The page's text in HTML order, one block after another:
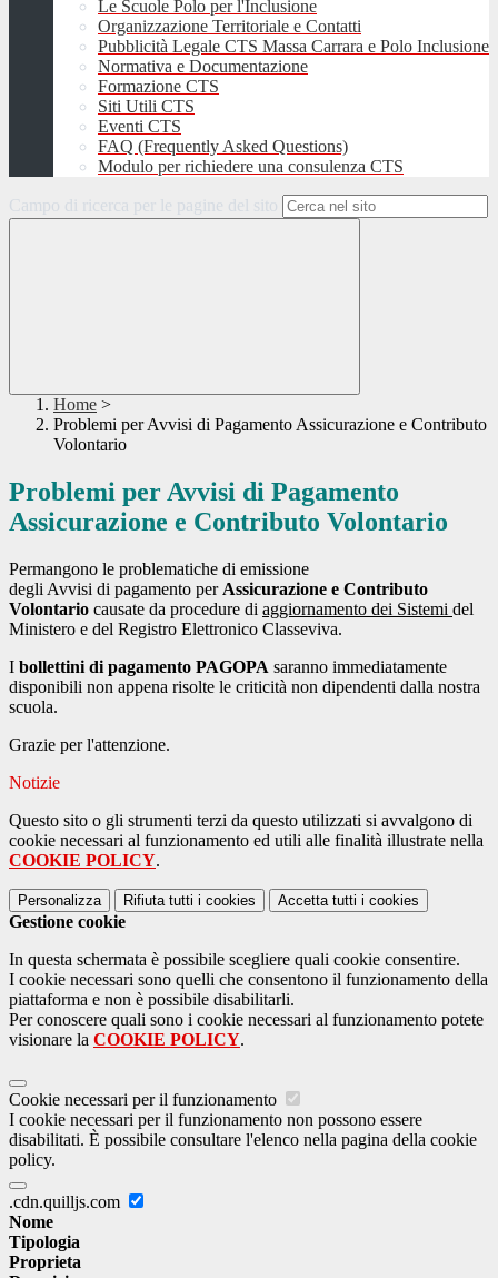
Le Scuole Polo per l'Inclusione
Organizzazione Territoriale e Contatti
Pubblicità Legale CTS Massa Carrara e Polo Inclusione
Normativa e Documentazione
Formazione CTS
Siti Utili CTS
Eventi CTS
FAQ (Frequently Asked Questions)
Modulo per richiedere una consulenza CTS
Campo di ricerca per le pagine del sito
Home >
Problemi per Avvisi di Pagamento Assicurazione e Contributo
Volontario
Problemi per Avvisi di Pagamento
Assicurazione e Contributo Volontario
Permangono le problematiche di emissione
degli Avvisi di pagamento per Assicurazione e Contributo
Volontario causate da procedure di aggiornamento dei Sistemi del
Ministero e del Registro Elettronico Classeviva.
I bollettini di pagamento PAGOPA saranno immediatamente
disponibili non appena risolte le criticità non dipendenti dalla nostra
scuola.
Grazie per l'attenzione.
Notizie
Questo sito o gli strumenti terzi da questo utilizzati si avvalgono di
cookie necessari al funzionamento ed utili alle finalità illustrate nella
COOKIE POLICY.
Personalizza Rifiuta tutti i cookies Accetta tutti i cookies
Gestione cookie
In questa schermata è possibile scegliere quali cookie consentire.
I cookie necessari sono quelli che consentono il funzionamento della
piattaforma e non è possibile disabilitarli.
Per conoscere quali sono i cookie necessari al funzionamento potete
visionare la COOKIE POLICY.
Cookie necessari per il funzionamento
I cookie necessari per il funzionamento non possono essere
disabilitati. È possibile consultare l'elenco nella pagina della cookie
policy.
.cdn.quilljs.com
Nome
Tipologia
Proprieta